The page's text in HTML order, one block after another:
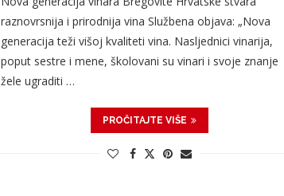
raznovrsnija i prirodnija vina Službena objava: „Nova
generacija teži višoj kvaliteti vina. Nasljednici vinarija,
poput sestre i mene, školovani su vinari i svoje znanje
žele ugraditi …
PROČITAJTE VIŠE